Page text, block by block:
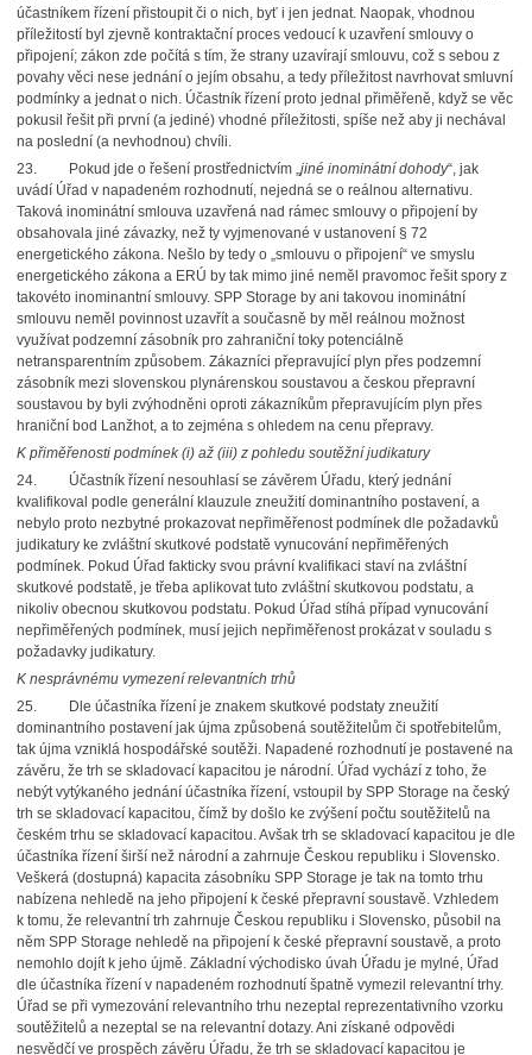
účastníkem řízení přistoupit či o nich, byť i jen jednat. Naopak, vhodnou
příležitostí byl zjevně kontraktační proces vedoucí k uzavření smlouvy o
připojení; zákon zde počítá s tím, že strany uzavírají smlouvu, což s sebou z
povahy věci nese jednání o jejím obsahu, a tedy příležitost navrhovat smluvní
podmínky a jednat o nich. Účastník řízení proto jednal přiměřeně, když se věc
pokusil řešit při první (a jediné) vhodné příležitosti, spíše než aby ji nechával
na poslední (a nevhodnou) chvíli.
23. Pokud jde o řešení prostřednictvím „jiné inominátní dohody“, jak
uvádí Úřad v napadeném rozhodnutí, nejedná se o reálnou alternativu.
Taková inominátní smlouva uzavřená nad rámec smlouvy o připojení by
obsahovala jiné závazky, než ty vyjmenované v ustanovení § 72
energetického zákona. Nešlo by tedy o „smlouvu o připojení“ ve smyslu
energetického zákona a ERÚ by tak mimo jiné neměl pravomoc řešit spory z
takovéto inominantní smlouvy. SPP Storage by ani takovou inominátní
smlouvu neměl povinnost uzavřít a současně by měl reálnou možnost
využívat podzemní zásobník pro zahraniční toky potenciálně
netransparentním způsobem. Zákazníci přepravující plyn přes podzemní
zásobník mezi slovenskou plynárenskou soustavou a českou přepravní
soustavou by byli zvýhodněni oproti zákazníkům přepravujícím plyn přes
hraniční bod Lanžhot, a to zejména s ohledem na cenu přepravy.
K přiměřenosti podmínek (i) až (iii) z pohledu soutěžní judikatury
24. Účastník řízení nesouhlasí se závěrem Úřadu, který jednání
kvalifikoval podle generální klauzule zneužití dominantního postavení, a
nebylo proto nezbytné prokazovat nepřiměřenost podmínek dle požadavků
judikatury ke zvláštní skutkové podstatě vynucování nepřiměřených
podmínek. Pokud Úřad fakticky svou právní kvalifikaci staví na zvláštní
skutkové podstatě, je třeba aplikovat tuto zvláštní skutkovou podstatu, a
nikoliv obecnou skutkovou podstatu. Pokud Úřad stíhá případ vynucování
nepřiměřených podmínek, musí jejich nepřiměřenost prokázat v souladu s
požadavky judikatury.
K nesprávnému vymezení relevantních trhů
25. Dle účastníka řízení je znakem skutkové podstaty zneužití
dominantního postavení jak újma způsobená soutěžitelům či spotřebitelům,
tak újma vzniklá hospodářské soutěži. Napadené rozhodnutí je postavené na
závěru, že trh se skladovací kapacitou je národní. Úřad vychází z toho, že
nebýt vytýkaného jednání účastníka řízení, vstoupil by SPP Storage na český
trh se skladovací kapacitou, čímž by došlo ke zvýšení počtu soutěžitelů na
českém trhu se skladovací kapacitou. Avšak trh se skladovací kapacitou je dle
účastníka řízení širší než národní a zahrnuje Českou republiku i Slovensko.
Veškerá (dostupná) kapacita zásobníku SPP Storage je tak na tomto trhu
nabízena nehledě na jeho připojení k české přepravní soustavě. Vzhledem
k tomu, že relevantní trh zahrnuje Českou republiku i Slovensko, působil na
něm SPP Storage nehledě na připojení k české přepravní soustavě, a proto
nemohlo dojít k jeho újmě. Základní východisko úvah Úřadu je mylné, Úřad
dle účastníka řízení v napadeném rozhodnutí špatně vymezil relevantní trhy.
Úřad se při vymezování relevantního trhu nezeptal reprezentativního vzorku
soutěžitelů a nezeptal se na relevantní dotazy. Ani získané odpovědi
nesvědčí ve prospěch závěru Úřadu, že trh se skladovací kapacitou je